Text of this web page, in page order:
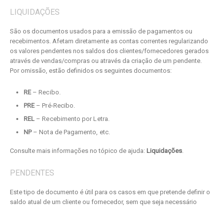
LIQUIDAÇÕES
São os documentos usados para a emissão de pagamentos ou
recebimentos. Afetam diretamente as contas correntes regularizando
os valores pendentes nos saldos dos clientes/fornecedores gerados
através de vendas/compras ou através da criação de um pendente.
Por omissão, estão definidos os seguintes documentos:
RE– Recibo.
PRE– Pré-Recibo.
REL – Recebimento por Letra.
NP– Nota de Pagamento, etc.
Consulte mais informações no tópico de ajuda: Liquidações.
PENDENTES
Este tipo de documento é útil para os casos em que pretende definir o
saldo atual de um cliente ou fornecedor, sem que seja necessário